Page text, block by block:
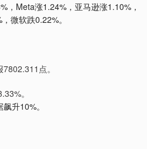
，Meta涨1.24%，亚马逊涨1.10%，
微软跌0.22%。
点。
。
升10%。